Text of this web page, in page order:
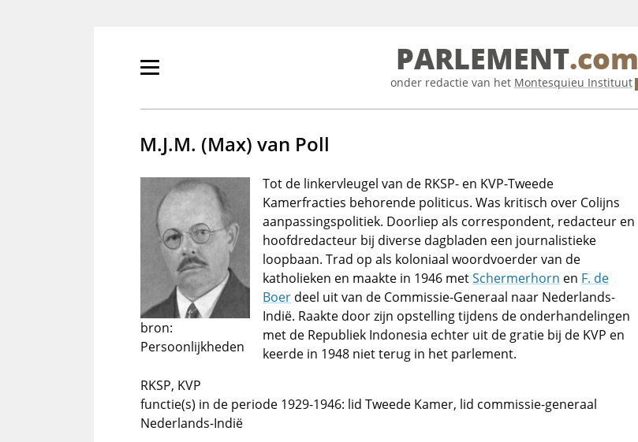
Primair
tonen/verbergen
PARLEMENT.com
onder redactie van het Montesquieu Instituut
M.J.M. (Max) van Poll
bron:
Persoonlijkheden
Tot de linkervleugel van de RKSP- en KVP-Tweede
Kamerfracties behorende politicus. Was kritisch over Colijns
aanpassingspolitiek. Doorliep als correspondent, redacteur en
hoofdredacteur bij diverse dagbladen een journalistieke
loopbaan. Trad op als koloniaal woordvoerder van de
katholieken en maakte in 1946 metSchermerhorn en F. de
Boer deel uit van de Commissie-Generaal naar Nederlands-
Indië. Raakte door zijn opstelling tijdens de onderhandelingen
met de Republiek Indonesia echter uit de gratie bij de KVP en
keerde in 1948 niet terug in het parlement.
RKSP, KVP
functie(s) in de periode 1929-1946: lid Tweede Kamer, lid commissie-generaal
Nederlands-Indië